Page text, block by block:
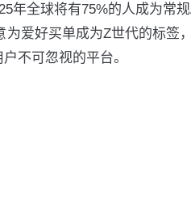
年全球将有75%的人成为常
爱好买单成为Z世代的标签
不可忽视的平台。